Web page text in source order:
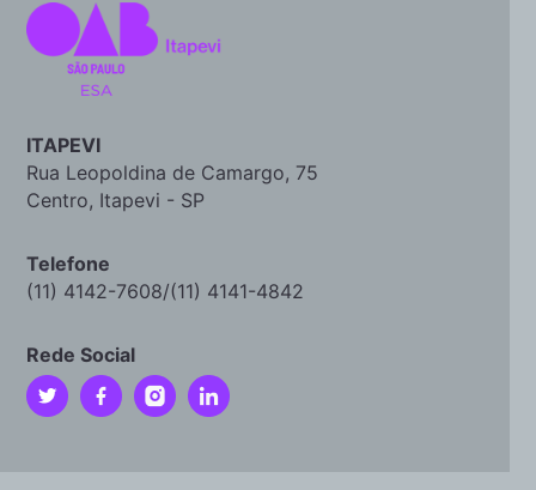
ITAPEVI
Rua Leopoldina de Camargo, 75
Centro, Itapevi - SP
Telefone
(11) 4142-7608/(11) 4141-4842
Rede Social